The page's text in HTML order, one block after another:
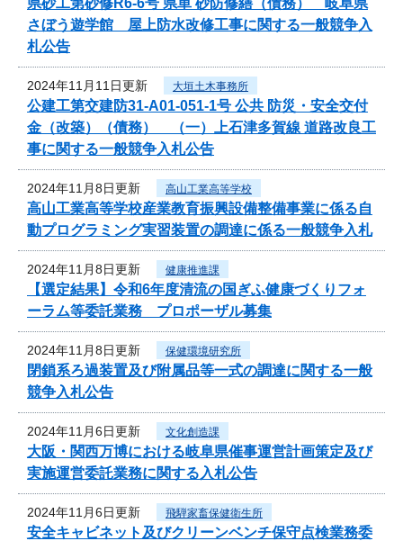
さぼう遊学館 屋上防水改修工事に関する一般競争入
札公告
2024年11月11日更新 大垣土木事務所
公建工第交建防31-A01-051-1号 公共 防災・安全交付
金（改築）（債務） （一）上石津多賀線 道路改良工
事に関する一般競争入札公告
2024年11月8日更新 高山工業高等学校
高山工業高等学校産業教育振興設備整備事業に係る自
動プログラミング実習装置の調達に係る一般競争入札
2024年11月8日更新 健康推進課
【選定結果】令和6年度清流の国ぎふ健康づくりフォ
ーラム等委託業務 プロポーザル募集
2024年11月8日更新 保健環境研究所
閉鎖系ろ過装置及び附属品等一式の調達に関する一般
競争入札公告
2024年11月6日更新 文化創造課
大阪・関西万博における岐阜県催事運営計画策定及び
実施運営委託業務に関する入札公告
2024年11月6日更新 飛騨家畜保健衛生所
安全キャビネット及びクリーンベンチ保守点検業務委